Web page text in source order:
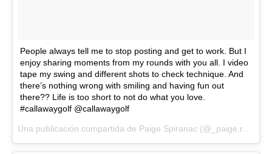
People always tell me to stop posting and get to work. But I
enjoy sharing moments from my rounds with you all. I video
tape my swing and different shots to check technique. And
there’s nothing wrong with smiling and having fun out
there?? Life is too short to not do what you love.
#callawaygolf @callawaygolf
Una publicación compartida de Paige Spiranac (@_paige.renee) el